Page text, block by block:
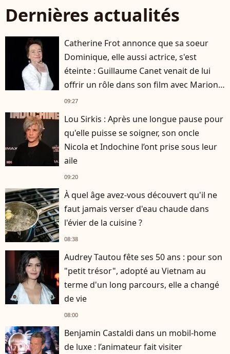
Dernières actualités
Catherine Frot annonce que sa soeur
Dominique, elle aussi actrice, s'est
éteinte : Guillaume Canet venait de lui
offrir un rôle dans son film avec Marion
Cotillard
09:27
Lou Sirkis : Après une longue pause pour
qu'elle puisse se soigner, son oncle
Nicola et Indochine l’ont prise sous leur
aile
09:20
À quel âge avez-vous découvert qu'il ne
faut jamais verser d'eau chaude dans
l'évier de la cuisine ?
08:38
Audrey Tautou fête ses 50 ans : pour son
"petit trésor", adopté au Vietnam au
terme d'un long parcours, elle a changé
de vie
08:00
Benjamin Castaldi dans un mobil-home
de luxe : l’animateur fait visiter